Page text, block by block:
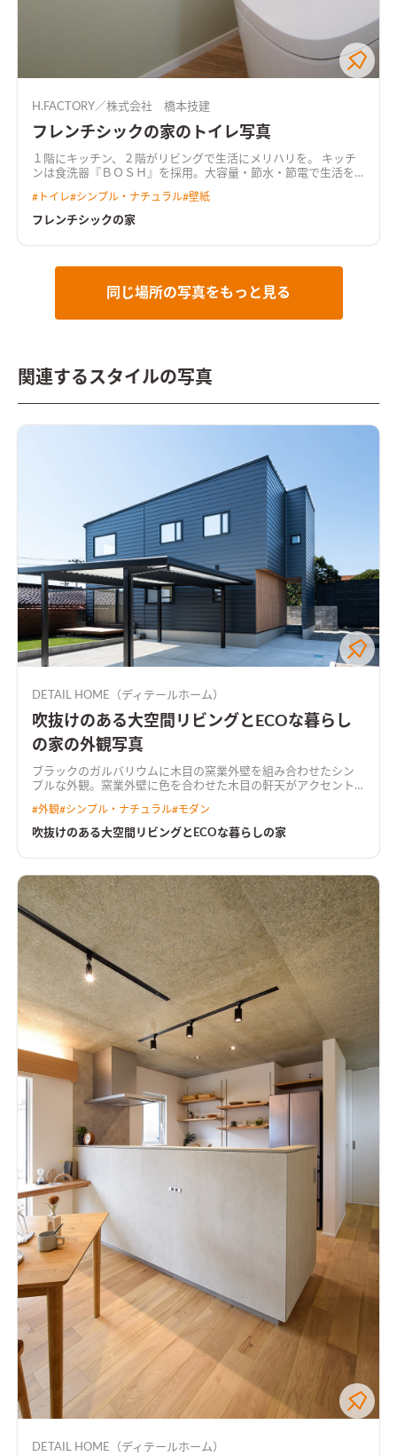
H.FACTORY／株式会社 橋本技建
フレンチシックの家のトイレ写真
１階にキッチン、２階がリビングで生活にメリハリを。 キッチ
ンは食洗器『ＢＯＳＨ』を採用。大容量・節水・節電で生活を
イお家ができました
# トイレ#シンプル・ナチュラル#壁紙
フレンチシックの家
同じ場所の写真をもっと見る
関連するスタイルの写真
DETAIL HOME（ディテールホーム）
吹抜けのある大空間リビングとECOな暮らし
の家の外観写真
ブラックのガルバリウムに木目の窯業外壁を組み合わせたシン
プルな外観。窯業外壁に色を合わせた木目の軒天がアクセント
せる為に、浴室などの水廻りを2階にもっていくことによって、
1階の居住スペースを広く有効活用できる間取りに。 吹抜けを取
るい広々リビングリビングの横にはウッドデッキで繋がる庭が
あり、視線が抜け開放感のある空間。木目天井がアクセントのキ
ッチンキッチンのカラーに合うクロスを選んだ。キッチン上部
には木目のアクセントクロスを付けた下がり天井を設けた。
#外観#シンプル・ナチュラル#モダン
吹抜けのある大空間リビングとECOな暮らしの家
DETAIL HOME（ディテールホーム）